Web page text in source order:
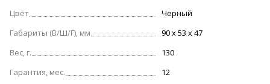
Цвет
Черный
Габариты (В/Ш/Г), мм
90 х 53 х 47
Вес, г.
130
Гарантия, мес.
12